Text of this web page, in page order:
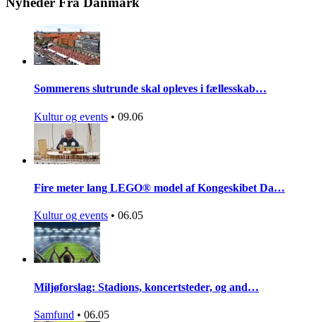
Sommerens slutrunde skal opleves i fællesskab…
Kultur og events • 09.06
Fire meter lang LEGO® model af Kongeskibet Da…
Kultur og events • 06.05
Miljøforslag: Stadions, koncertsteder, og and…
Samfund • 06.05